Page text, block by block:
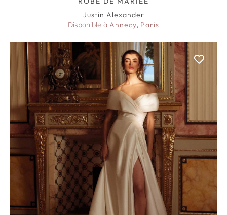
Justin Alexander
Disponible à Annecy, Paris